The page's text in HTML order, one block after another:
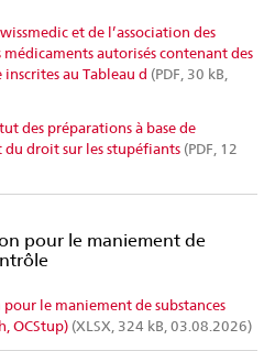
et de l’association des
autorisés contenant des
inscrites au Tableau d (PDF, 30 kB,
des préparations à base de
droit sur les stupéfiants (PDF, 12
pour le maniement de
le maniement de substances
OCStup) (XLSX, 324 kB, 03.08.2026)